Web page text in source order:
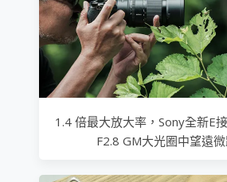
1.4 倍最大放大率，Sony全新E
F2.8 GM大光圈中望遠